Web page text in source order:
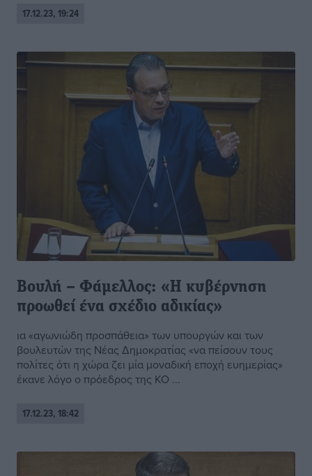
17.12.23, 19:24
Βουλή – Φάμελλος: «Η κυβέρνηση
προωθεί ένα σχέδιο αδικίας»
ια «αγωνιώδη προσπάθεια» των υπουργών και των
βουλευτών της Νέας Δημοκρατίας «να πείσουν τους
πολίτες ότι η χώρα ζει μία μοναδική εποχή ευημερίας»
έκανε λόγο ο πρόεδρος της ΚΟ ...
17.12.23, 18:42